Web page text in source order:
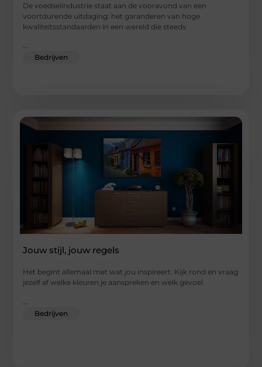
De voedselindustrie staat aan de vooravond van een
voortdurende uitdaging: het garanderen van hoge
kwaliteitsstandaarden in een wereld die steeds
...
Bedrijven
Jouw stijl, jouw regels
Het begint allemaal met wat jou inspireert. Kijk rond en vraag
jezelf af welke kleuren je aanspreken en welk gevoel
Bedrijven